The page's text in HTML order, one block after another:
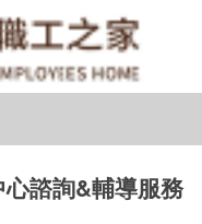
諮詢&輔導服務